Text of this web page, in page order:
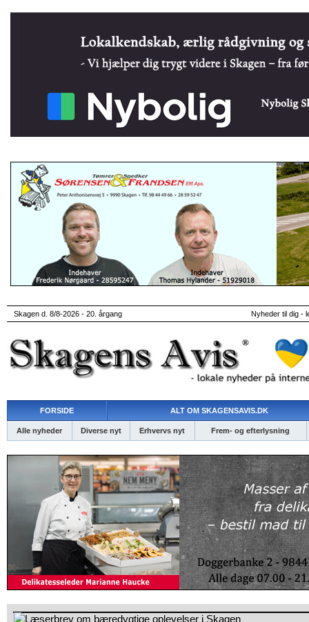
Skagen d. 8/8-2026 - 20. årgang Nyheder til dig -
FORSIDE ALT OM SKAGENSAVIS.DK
Alle nyheder Diverse nyt Erhvervs nyt Frem- og efterlysning